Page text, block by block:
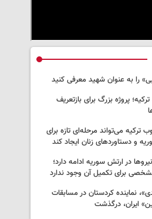
را به عنوان شهید معرفی کنید
پروژه بزرگ‌ برای بازتعریف
ترکیه می‌تواند مرحله‌ای تازه برای
و دستاوردهای زنان ایجاد کند
در ارتش سوریه ادامه دارد؛
برای تکمیل آن وجود ندارد
نماینده کردستان در مسابقات
ایران، درگذشت